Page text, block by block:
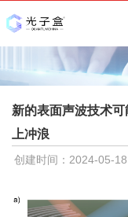
首页
深度
技术分析
ꀂ 行业分析
研究报告
新的表面声波技术
上冲浪
创建时间： 2024-05-18